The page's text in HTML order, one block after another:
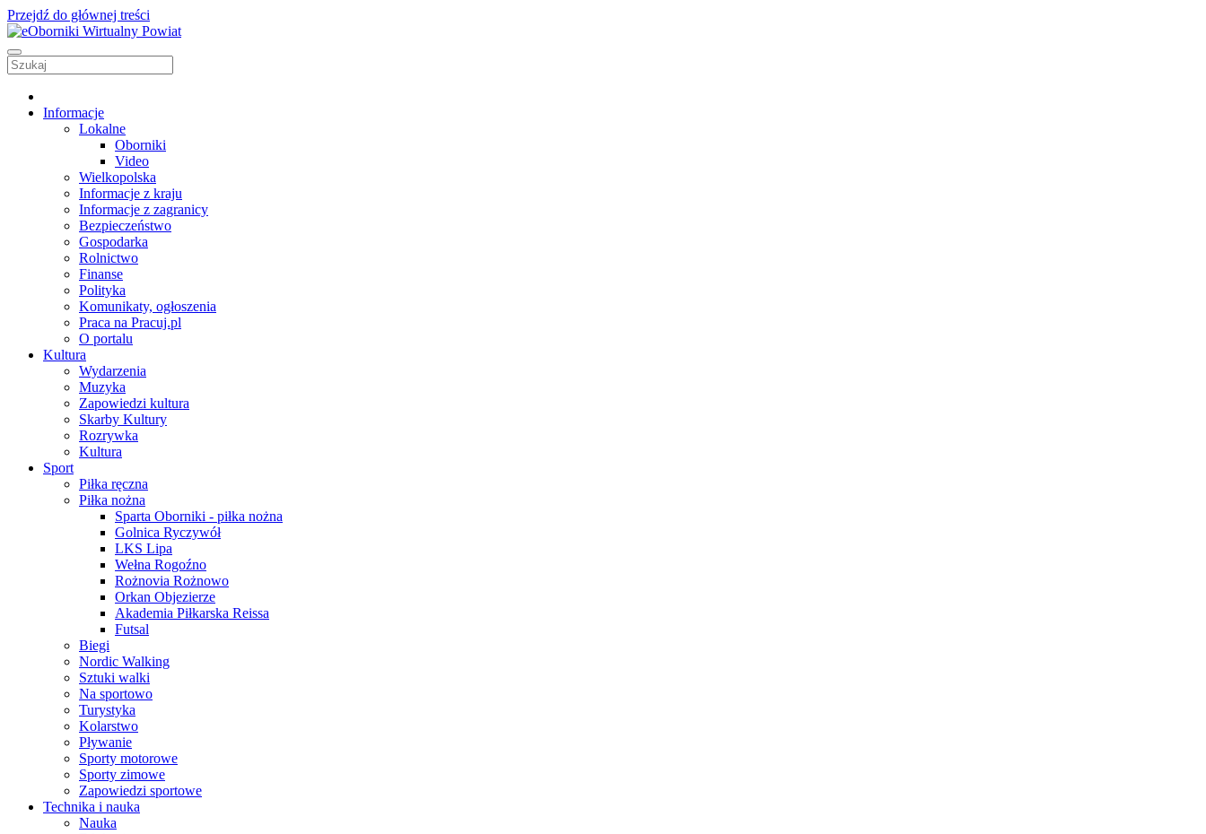
Przejdź do głównej treści
Informacje
Lokalne
Oborniki
Video
Wielkopolska
Informacje z kraju
Informacje z zagranicy
Bezpieczeństwo
Gospodarka
Rolnictwo
Finanse
Polityka
Komunikaty, ogłoszenia
Praca na Pracuj.pl
O portalu
Kultura
Wydarzenia
Muzyka
Zapowiedzi kultura
Skarby Kultury
Rozrywka
Kultura
Sport
Piłka ręczna
Piłka nożna
Sparta Oborniki - piłka nożna
Golnica Ryczywół
LKS Lipa
Wełna Rogoźno
Rożnovia Rożnowo
Orkan Objezierze
Akademia Piłkarska Reissa
Futsal
Biegi
Nordic Walking
Sztuki walki
Na sportowo
Turystyka
Kolarstwo
Pływanie
Sporty motorowe
Sporty zimowe
Zapowiedzi sportowe
Technika i nauka
Nauka